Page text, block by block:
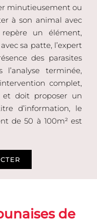
minutieusement ou
à son animal avec
un élément,
sa patte, l’expert
des parasites
terminée,
complet,
et doit proposer un
d’information, le
de 50 à 100m² est
de